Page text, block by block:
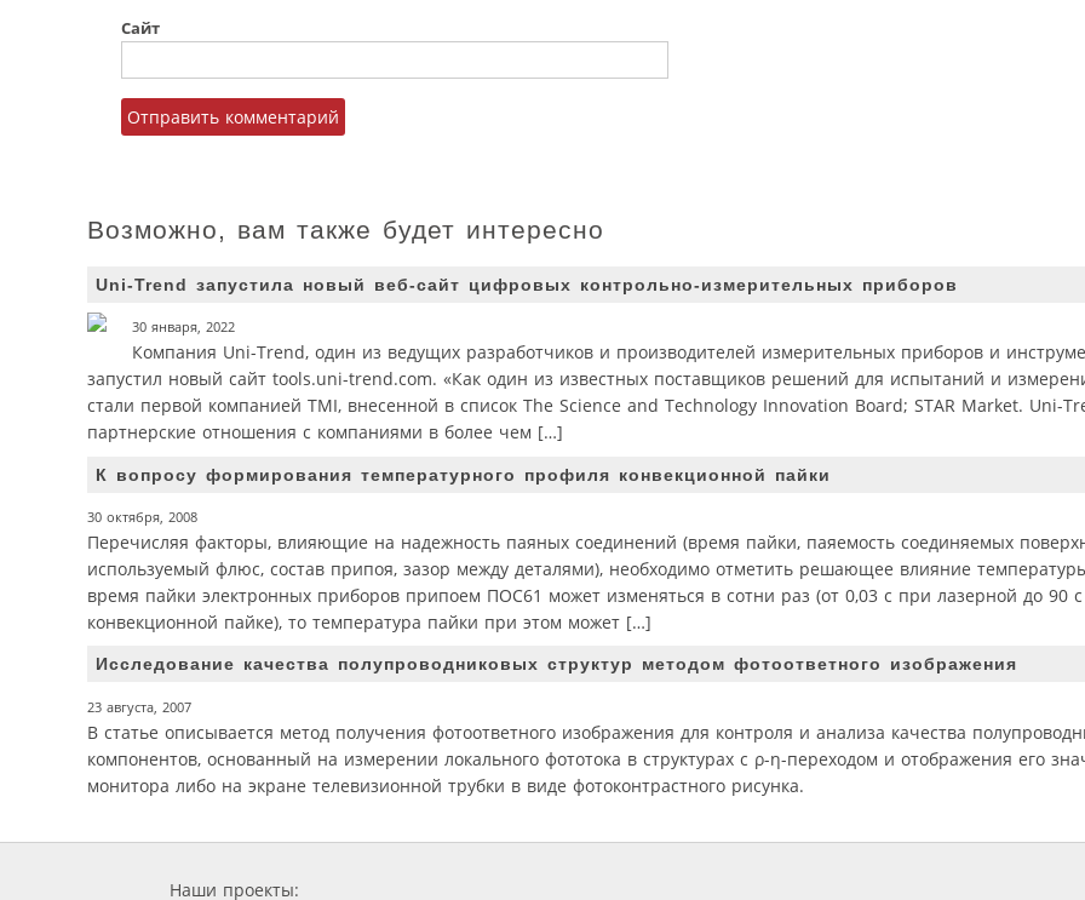
Сайт
Возможно, вам также будет интересно
Uni-Trend запустила новый веб-сайт цифровых контрольно-измерительных приборов
30 января, 2022
Компания Uni-Trend, один из ведущих разработчиков и производителей измерительных приборов и
запустил новый сайт tools.uni-trend.com. «Как один из известных поставщиков решений для испытаний и
стали первой компанией TMI, внесенной в список The Science and Technology Innovation Board; STAR Market. Uni-
партнерские отношения с компаниями в более чем […]
К вопросу формирования температурного профиля конвекционной пайки
30 октября, 2008
Перечисляя факторы, влияющие на надежность паяных соединений (время пайки, паяемость соединяемых
используемый флюс, состав припоя, зазор между деталями), необходимо отметить решающее влияние
время пайки электронных приборов припоем ПОС61 может изменяться в сотни раз (от 0,03 с при лазерной до 90
конвекционной пайке), то температура пайки при этом может […]
Исследование качества полупроводниковых структур методом фотоответного изображения
23 августа, 2007
В статье описывается метод получения фотоответного изображения для контроля и анализа качества
компонентов, основанный на измерении локального фототока в структурах с ρ-η-переходом и отображения его
монитора либо на экране телевизионной трубки в виде фотоконтрастного рисунка.
Наши проекты: